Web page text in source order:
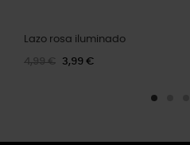
Lazo rosa iluminado
4,99 € 3,99 €